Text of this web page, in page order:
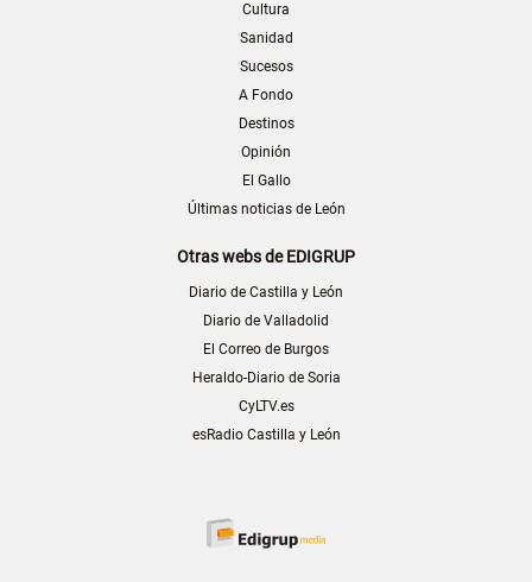
Cultura
Sanidad
Sucesos
A Fondo
Destinos
Opinión
El Gallo
Últimas noticias de León
Otras webs de EDIGRUP
Diario de Castilla y León
Diario de Valladolid
El Correo de Burgos
Heraldo-Diario de Soria
CyLTV.es
esRadio Castilla y León